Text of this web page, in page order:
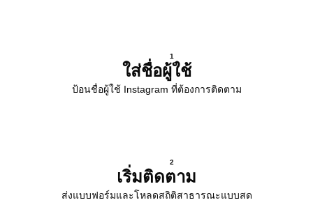
1
ใส่ชื่อผู้ใช้
ป้อนชื่อผู้ใช้ Instagram ที่ต้องการติดตาม
2
เริ่มติดตาม
ส่งแบบฟอร์มและโหลดสถิติสาธารณะแบบสด